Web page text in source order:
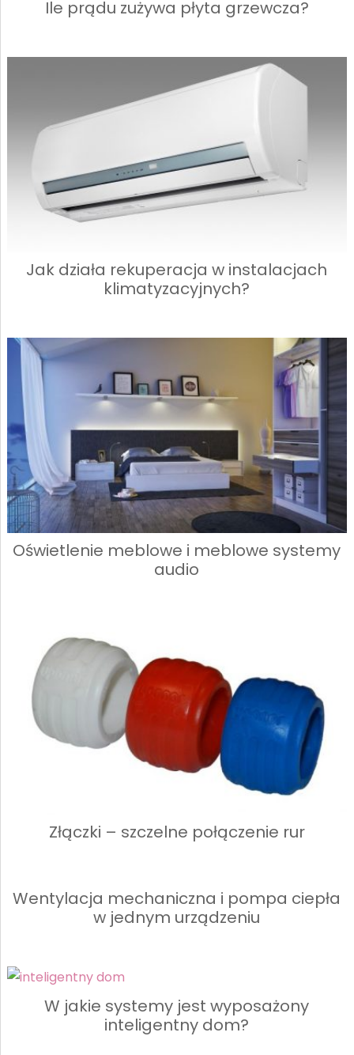
Ile prądu zużywa płyta grzewcza?
Jak działa rekuperacja w instalacjach
klimatyzacyjnych?
Oświetlenie meblowe i meblowe systemy
audio
Złączki – szczelne połączenie rur
Wentylacja mechaniczna i pompa ciepła
w jednym urządzeniu
W jakie systemy jest wyposażony
inteligentny dom?